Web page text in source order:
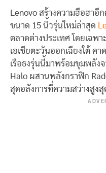
Lenovo สร้างความฮือฮาอี
ขนาด 15 นิ้วรุ่นใหม่ล่าสุด
ตลาดต่างประเทศ โดยเฉพ
เอเชียตะวันออกเฉียงใต้ ค
เรือธงรุ่นนี้มาพร้อมขุมพลังจ
Halo ผสานพลังกราฟิก
สุดอลังการที่ความสว่างสูง